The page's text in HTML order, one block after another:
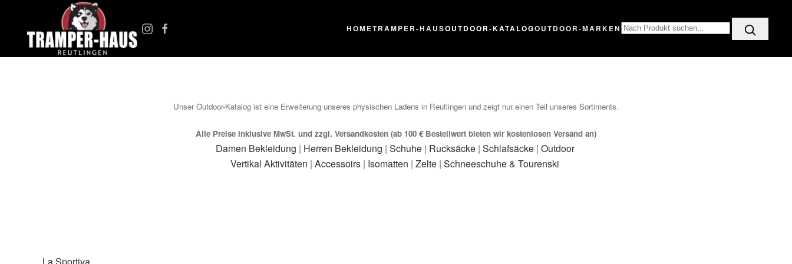
Zum Hauptinhalt springen HOMETRAMPER-HAUSOUTDOOR-KATALOGOUTDOOR-MARKEN
Unser Outdoor-Katalog ist eine Erweiterung unseres physischen Ladens in Reutlingen und zeigt nur einen Teil unseres Sortiments.
Alle Preise inklusive MwSt. und zzgl. Versandkosten (ab 100 € Bestellwert bieten wir kostenlosen Versand an)
Damen Bekleidung | Herren Bekleidung | Schuhe| Rucksäcke| Schlafsäcke| Outdoor
Vertikal Aktivitäten | Accessoirs | Isomatten | Zelte | Schneeschuhe & Tourenski